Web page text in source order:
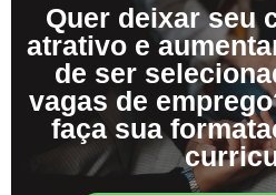
Quer deixar seu
atrativo e
de ser
vagas de
faça sua